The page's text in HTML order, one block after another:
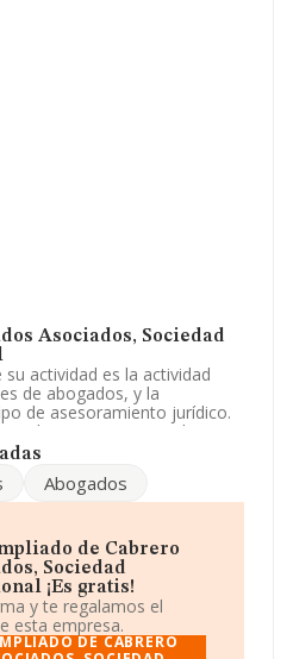
Asociados, Sociedad
actividad es la actividad
de abogados, y la
de asesoramiento jurídico.
el Registro Mercantil como
corresponde a 6910 con
ha tenido un número de
la media de sector.
elaborado por
niveles de facturación,
que: la empresa ha
Abogados
de Cabrero
Sociedad
¡Es gratis!
y te regalamos el
esta empresa.
DE CABRERO